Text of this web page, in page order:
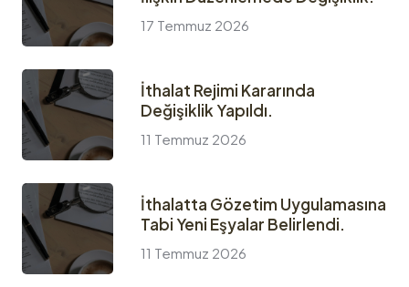
17 Temmuz 2026
İthalat Rejimi Kararında
Değişiklik Yapıldı.
11 Temmuz 2026
İthalatta Gözetim Uygulamasına
Tabi Yeni Eşyalar Belirlendi.
11 Temmuz 2026